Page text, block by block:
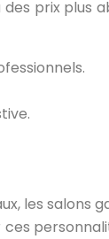
prix plus
les salons